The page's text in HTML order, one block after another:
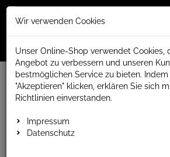
Menü
Weiter einkaufen
www.anapont.eu
elektrischer Badheizkörper
Badheizkörper Baubreite 450mm
elektrischer Handtuchheizkörper Marlin
Wir verwenden Cookies
Unser Online-Shop verwendet Cookies,
Angebot zu verbessern und unseren
bestmöglichen Service zu bieten. Indem
"Akzeptieren" klicken, erklären Sie sich
Richtlinien einverstanden.
Impressum
Datenschutz